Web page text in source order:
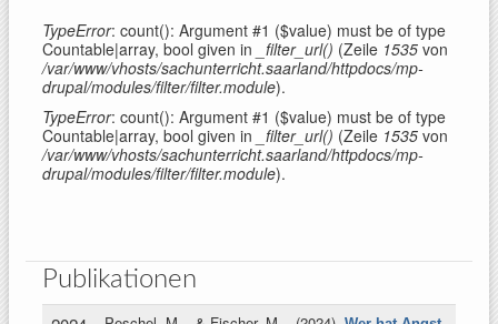
TypeError: count(): Argument #1 ($value) must be of type
Countable|array, bool given in
_filter_url() (Zeile 1535 von
/var/www/vhosts/sachunterricht.saarland/httpdocs/mp-
drupal/modules/filter/filter.module).
TypeError: count(): Argument #1 ($value) must be of type
Countable|array, bool given in
_filter_url() (Zeile 1535 von
/var/www/vhosts/sachunterricht.saarland/httpdocs/mp-
drupal/modules/filter/filter.module).
Publikationen